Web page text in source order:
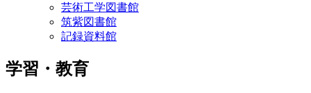
芸術工学図書館
筑紫図書館
記録資料館
学習・教育